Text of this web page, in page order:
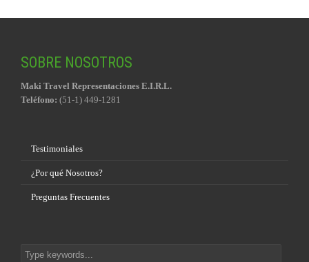
SOBRE NOSOTROS
Maki Travel Representaciones E.I.R.L.
Teléfono: (51-1) 449-1281
Testimoniales
¿Por qué Nosotros?
Preguntas Frecuentes